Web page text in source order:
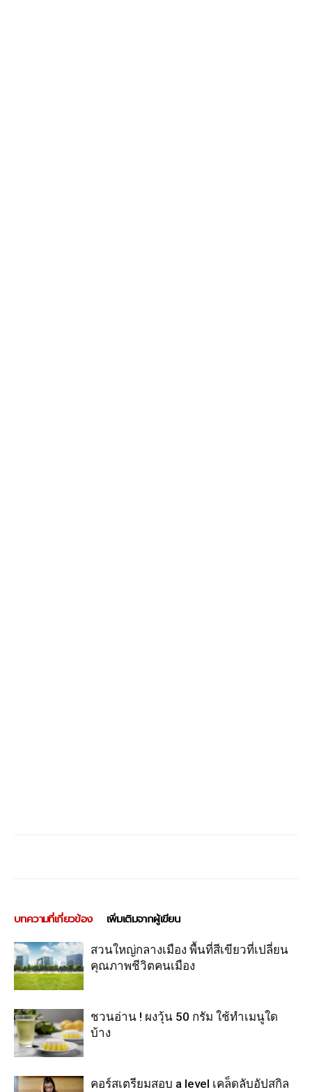
บทความที่เกี่ยวข้อง เพิ่มเติมจากผู้เขียน
สวนใหญ่กลางเมือง พื้นที่สีเขียวที่เปลี่ยน
คุณภาพชีวิตคนเมือง
ชวนอ่าน ! ผงวุ้น 50 กรัม ใช้ทำเมนูใด
บ้าง
คอร์สเตรียมสอบ a level เคล็ดลับอัปสกิล